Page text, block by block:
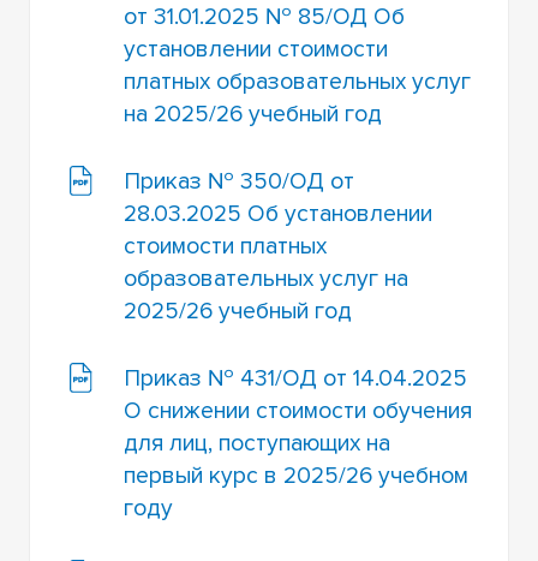
от 31.01.2025 № 85/ОД Об
установлении стоимости
платных образовательных услуг
на 2025/26 учебный год
Приказ № 350/ОД от
28.03.2025 Об установлении
стоимости платных
образовательных услуг на
2025/26 учебный год
Приказ № 431/ОД от 14.04.2025
О снижении стоимости обучения
для лиц, поступающих на
первый курс в 2025/26 учебном
году